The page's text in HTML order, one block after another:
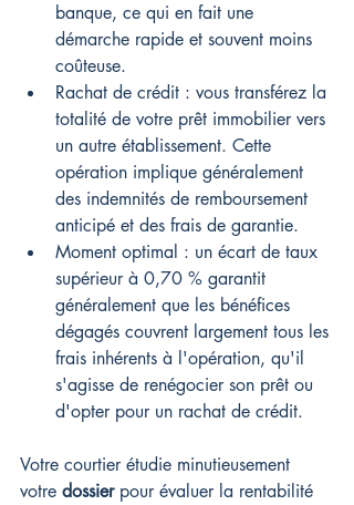
banque, ce qui en fait une
démarche rapide et souvent moins
coûteuse.
Rachat de crédit : vous transférez la
totalité de votre prêt immobilier vers
un autre établissement. Cette
opération implique généralement
des indemnités de remboursement
anticipé et des frais de garantie.
Moment optimal : un écart de taux
supérieur à 0,70 % garantit
généralement que les bénéfices
dégagés couvrent largement tous les
frais inhérents à l'opération, qu'il
s'agisse de renégocier son prêt ou
d'opter pour un rachat de crédit.
Votre courtier étudie minutieusement
votre dossier pour évaluer la rentabilité